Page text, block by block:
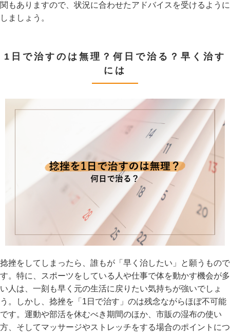
関もありますので、状況に合わせたアドバイスを受けるように
しましょう。
1日で治すのは無理？何日で治る？早く治す
には
捻挫をしてしまったら、誰もが「早く治したい」と願うもので
す。特に、スポーツをしている人や仕事で体を動かす機会が多
い人は、一刻も早く元の生活に戻りたい気持ちが強いでしょ
う。しかし、捻挫を「1日で治す」のは残念ながらほぼ不可能
です。運動や部活を休むべき期間のほか、市販の湿布の使い
方、そしてマッサージやストレッチをする場合のポイントにつ